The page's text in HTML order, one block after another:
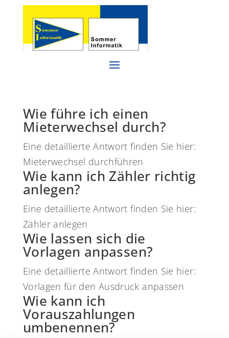
Wie führe ich einen
Mieterwechsel durch?
Eine detaillierte Antwort finden Sie hier:
Mieterwechsel durchführen
Wie kann ich Zähler richtig
anlegen?
Eine detaillierte Antwort finden Sie hier:
Zähler anlegen
Wie lassen sich die
Vorlagen anpassen?
Eine detaillierte Antwort finden Sie hier:
Vorlagen für den Ausdruck anpassen
Wie kann ich
Vorauszahlungen
umbenennen?